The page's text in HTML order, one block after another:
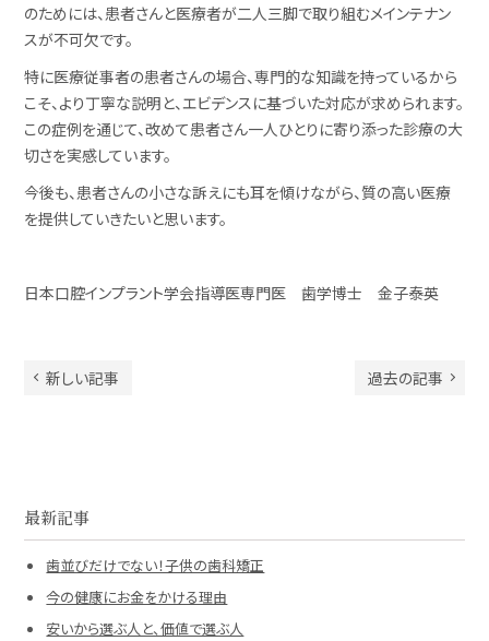
のためには、患者さんと医療者が二人三脚で取り組むメインテナン
スが不可欠です。
特に医療従事者の患者さんの場合、専門的な知識を持っているから
こそ、より丁寧な説明と、エビデンスに基づいた対応が求められます。
この症例を通じて、改めて患者さん一人ひとりに寄り添った診療の大
切さを実感しています。
今後も、患者さんの小さな訴えにも耳を傾けながら、質の高い医療
を提供していきたいと思います。
日本口腔インプラント学会指導医専門医 歯学博士 金子泰英
新しい記事 過去の記事
最新記事
歯並びだけでない！子供の歯科矯正
今の健康にお金をかける理由
安いから選ぶ人と、価値で選ぶ人